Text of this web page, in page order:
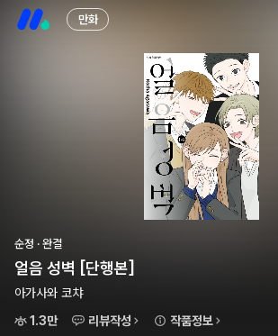
만화
순정 · 완결
얼음 성벽 [단행본]
아가사와 코챠
1.3만
리뷰작성 작품정보